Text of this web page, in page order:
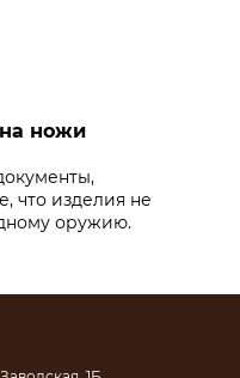
ножи
что изделия не
оружию.